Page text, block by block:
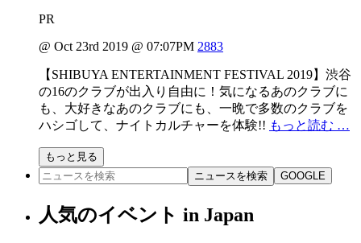
PR
@ Oct 23rd 2019 @ 07:07PM 2883
【SHIBUYA ENTERTAINMENT FESTIVAL 2019】渋谷
の16のクラブが出入り自由に！気になるあのクラブに
も、大好きなあのクラブにも、一晩で多数のクラブを
ハシゴして、ナイトカルチャーを体験!! もっと読む …
もっと見る
ニュースを検索
GOOGLE
人気のイベント in Japan